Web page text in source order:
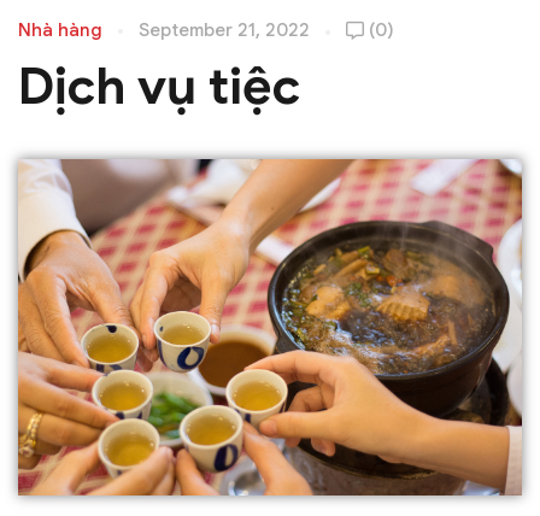
Nhà hàng September 21, 2022 (0)
Dịch vụ tiệc